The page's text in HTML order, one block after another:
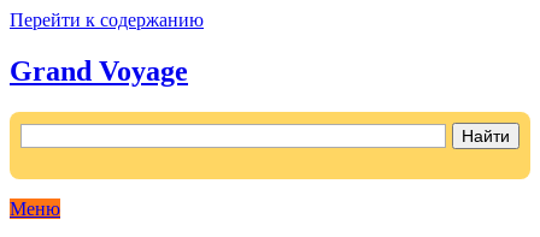
Перейти к содержанию
Grand Voyage
Меню